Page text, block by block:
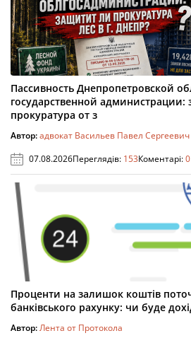
Пассивность Днепропетровской
государственной
прокуратура от з
Автор:адвокат Васильев Павел Сергеевич
07.08.2026Переглядів: 153Коментарі:0
Проценти на залишок коштів
банківського рахунку: чи буде
Автор:Лента от Протокола